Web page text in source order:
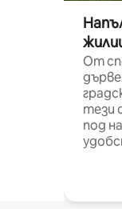
От
тези
под